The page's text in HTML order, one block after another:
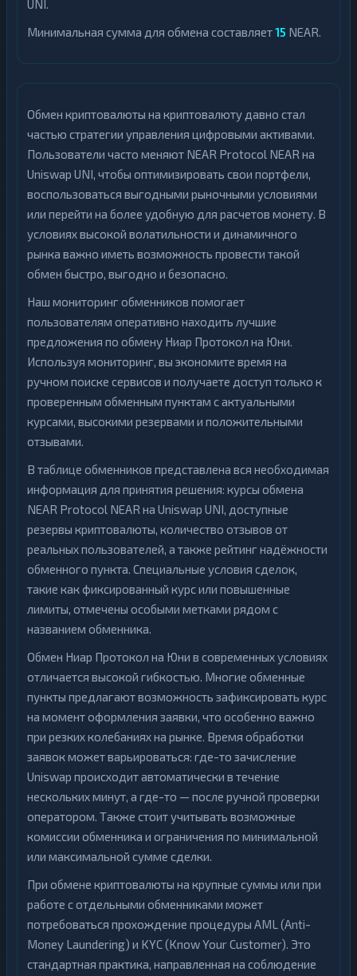
UNI.
Минимальная сумма для обмена составляет15 NEAR.
Обмен криптовалюты на криптовалюту давно стал
частью стратегии управления цифровыми активами.
Пользователи часто меняют NEAR Protocol NEAR на
Uniswap UNI, чтобы оптимизировать свои портфели,
воспользоваться выгодными рыночными условиями
или перейти на более удобную для расчетов монету. В
условиях высокой волатильности и динамичного
рынка важно иметь возможность провести такой
обмен быстро, выгодно и безопасно.
Наш мониторинг обменников помогает
пользователям оперативно находить лучшие
предложения по обмену Ниар Протокол на Юни.
Используя мониторинг, вы экономите время на
ручном поиске сервисов и получаете доступ только к
проверенным обменным пунктам с актуальными
курсами, высокими резервами и положительными
отзывами.
В таблице обменников представлена вся необходимая
информация для принятия решения: курсы обмена
NEAR Protocol NEAR на Uniswap UNI, доступные
резервы криптовалюты, количество отзывов от
реальных пользователей, а также рейтинг надёжности
обменного пункта. Специальные условия сделок,
такие как фиксированный курс или повышенные
лимиты, отмечены особыми метками рядом с
названием обменника.
Обмен Ниар Протокол на Юни в современных условиях
отличается высокой гибкостью. Многие обменные
пункты предлагают возможность зафиксировать курс
на момент оформления заявки, что особенно важно
при резких колебаниях на рынке. Время обработки
заявок может варьироваться: где-то зачисление
Uniswap происходит автоматически в течение
нескольких минут, а где-то — после ручной проверки
оператором. Также стоит учитывать возможные
комиссии обменника и ограничения по минимальной
или максимальной сумме сделки.
При обмене криптовалюты на крупные суммы или при
работе с отдельными обменниками может
потребоваться прохождение процедуры AML (Anti-
Money Laundering) и KYC (Know Your Customer). Это
стандартная практика, направленная на соблюдение